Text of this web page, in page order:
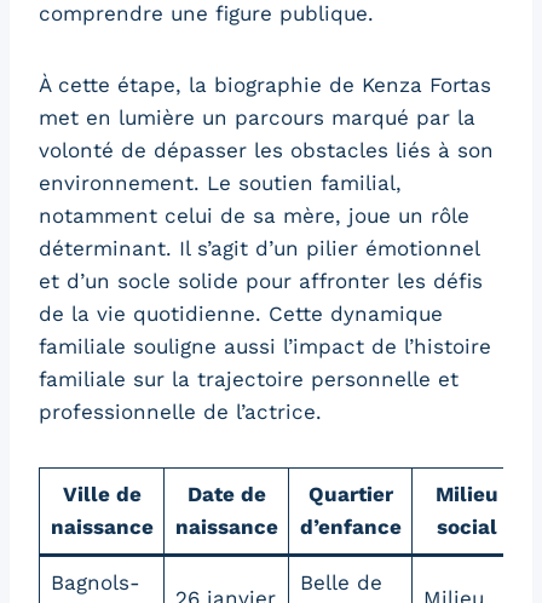
comprendre une figure publique.
À cette étape, la biographie de Kenza Fortas
met en lumière un parcours marqué par la
volonté de dépasser les obstacles liés à son
environnement. Le soutien familial,
notamment celui de sa mère, joue un rôle
déterminant. Il s’agit d’un pilier émotionnel
et d’un socle solide pour affronter les défis
de la vie quotidienne. Cette dynamique
familiale souligne aussi l’impact de l’histoire
familiale sur la trajectoire personnelle et
professionnelle de l’actrice.
Ville de
naissance
Date de
naissance
Quartier
d’enfance
Milieu
social
Bagnols- Belle de